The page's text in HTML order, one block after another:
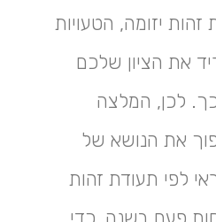
יזומה, הטעויות
את הציון שלכם
לכן, המלצה
את הנושא של
לפי תעודת זהות